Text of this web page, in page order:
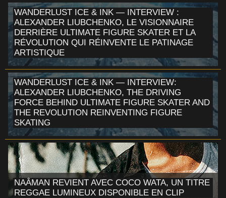
WANDERLUST ICE & INK — INTERVIEW :
ALEXANDER LIUBCHENKO, LE VISIONNAIRE
DERRIÈRE ULTIMATE FIGURE SKATER ET LA
RÉVOLUTION QUI RÉINVENTE LE PATINAGE
ARTISTIQUE
WANDERLUST ICE & INK — INTERVIEW:
ALEXANDER LIUBCHENKO, THE DRIVING
FORCE BEHIND ULTIMATE FIGURE SKATER AND
THE REVOLUTION REINVENTING FIGURE
SKATING
NAÂMAN REVIENT AVEC COCO WATA, UN TITRE
REGGAE LUMINEUX DISPONIBLE EN CLIP